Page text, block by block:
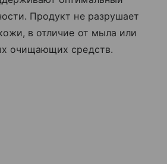
Продукт не разрушает
в отличие от мыла или
очищающих средств.